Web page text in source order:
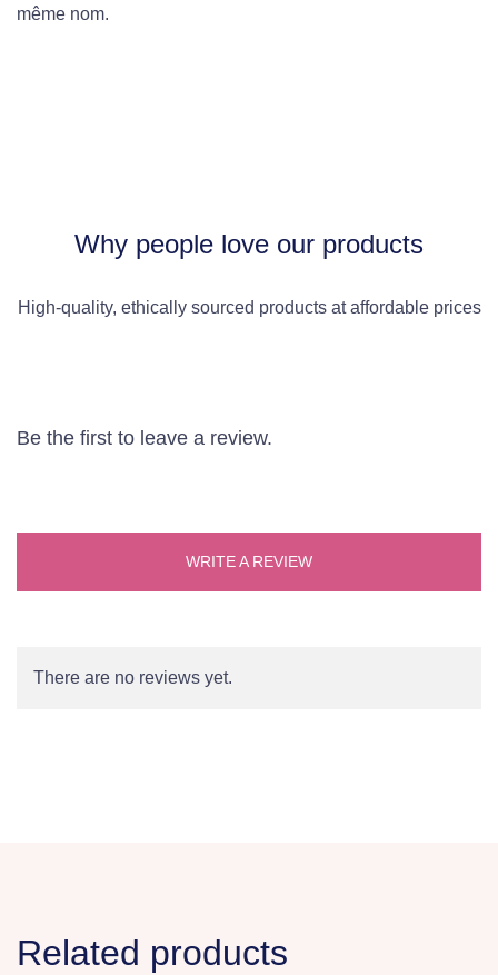
même nom.
Why people love our products
High-quality, ethically sourced products at affordable prices
Be the first to leave a review.
WRITE A REVIEW
There are no reviews yet.
Related products